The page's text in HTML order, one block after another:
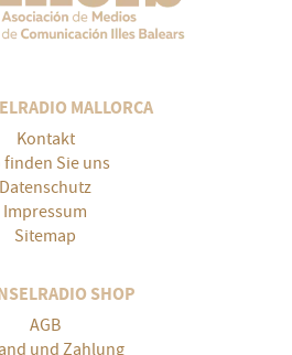
MALLORCA
Kontakt
finden Sie uns
Datenschutz
Impressum
Sitemap
SHOP
AGB
und Zahlung